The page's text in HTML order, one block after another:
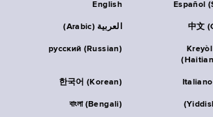
English Español
العربية (Arabic) 中文
русский (Russian)
한국어 (Korean)
বাংলা (Bengali)